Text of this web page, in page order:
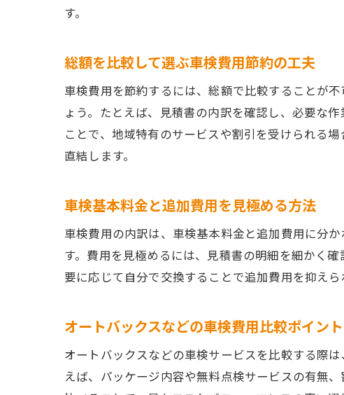
す。
総額を比較して選ぶ車検費用節約の工夫
車検費用を節約するには、総額で比較することが
ょう。たとえば、見積書の内訳を確認し、必要な
ことで、地域特有のサービスや割引を受けられる
直結します。
車検基本料金と追加費用を見極める方法
車検費用の内訳は、車検基本料金と追加費用に分
す。費用を見極めるには、見積書の明細を細かく
要に応じて自分で交換することで追加費用を抑え
オートバックスなどの車検費用比較ポイント
オートバックスなどの車検サービスを比較する際
えば、パッケージ内容や無料点検サービスの有無